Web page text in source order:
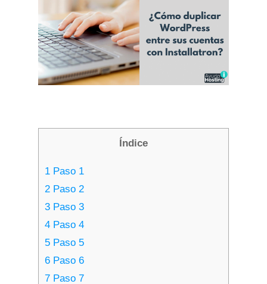
Índice
1 Paso 1
2 Paso 2
3 Paso 3
4 Paso 4
5 Paso 5
6 Paso 6
7 Paso 7